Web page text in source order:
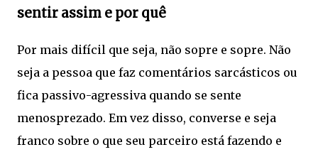
sentir assim e por quê
Por mais difícil que seja, não sopre e sopre. Não
seja a pessoa que faz comentários sarcásticos ou
fica passivo-agressiva quando se sente
menosprezado. Em vez disso, converse e seja
franco sobre o que seu parceiro está fazendo e